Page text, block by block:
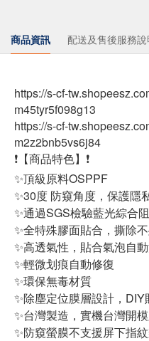
商品資訊 配送及售後服務說
https://s-cf-
m45tyr5f098g13
https://s-cf-
m2z2bnb5vs6j84
❗【商品特色】❗
✨頂級原料OSPPF
✨30度 防窺角度，保護隱
✨通過SGS檢驗藍光綜合
✨全特殊膠面貼合，撕除
✨高透氣性，貼合氣泡自
✨輕微划痕自動修復
✨環保無毒材質
✨除塵定位膜層設計，
✨台灣製造，實機台灣開
✨防窺螢膜不支援屏下指